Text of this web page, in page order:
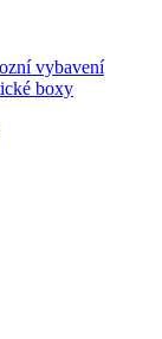
vybavení
boxy